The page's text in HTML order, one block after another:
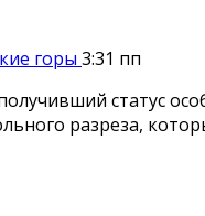
горы 3:31 пп
статус
разреза,